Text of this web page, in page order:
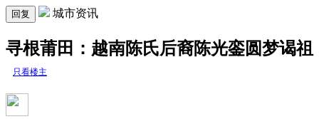
回复 城市资讯
寻根莆田：越南陈氏后裔陈光銮圆梦谒祖
只看楼主